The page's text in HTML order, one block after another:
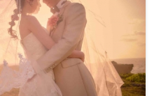
chevron_right
plans)